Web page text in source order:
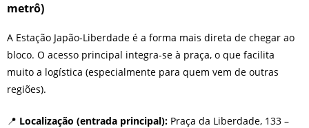
metrô)
A Estação Japão-Liberdade é a forma mais direta de chegar ao
bloco. O acesso principal integra-se à praça, o que facilita
muito a logística (especialmente para quem vem de outras
regiões).
📍 Localização (entrada principal): Praça da Liberdade, 133 –